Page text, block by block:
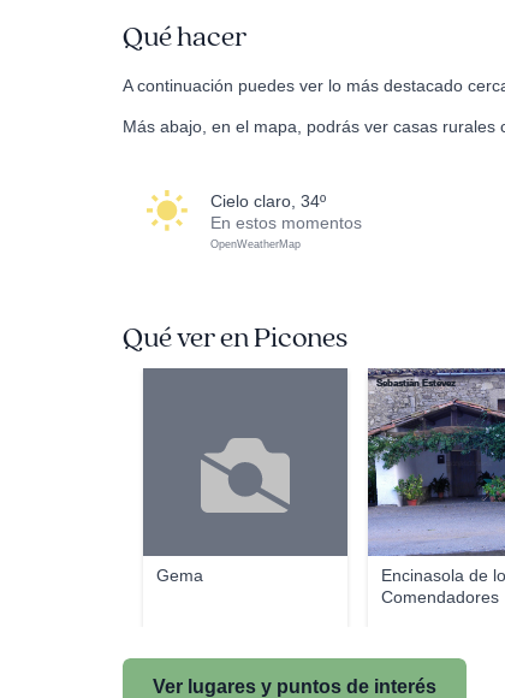
Qué hacer
A continuación puedes ver lo más destacado
Más abajo, en el mapa, podrás ver casas
cielo claro, 34º
En estos momentos
OpenWeatherMap
Qué ver en Picones
Gema
Encinasola de
Comendadores
Sebastián Estévez
Ver lugares y puntos de interés